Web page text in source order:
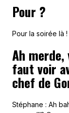
Pour ?
Pour la soirée là !
Ah merde,
faut voir
chef de
Stéphane : Ah